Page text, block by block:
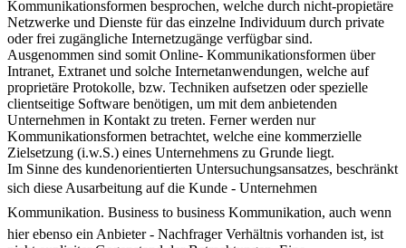
Kommunikationsformen besprochen, welche durch nicht-propietäre
Netzwerke und Dienste für das einzelne Individuum durch private
oder frei zugängliche Internetzugänge verfügbar sind.
Ausgenommen sind somit Online- Kommunikationsformen über
Intranet, Extranet und solche Internetanwendungen, welche auf
proprietäre Protokolle, bzw. Techniken aufsetzen oder spezielle
clientseitige Software benötigen, um mit dem anbietenden
Unternehmen in Kontakt zu treten. Ferner werden nur
Kommunikationsformen betrachtet, welche eine kommerzielle
Zielsetzung (i.w.S.) eines Unternehmens zu Grunde liegt.
Im Sinne des kundenorientierten Untersuchungsansatzes, beschränkt
sich diese Ausarbeitung auf die Kunde - Unternehmen
Kommunikation. Business to business Kommunikation, auch wenn
hier ebenso ein Anbieter - Nachfrager Verhältnis vorhanden ist, ist